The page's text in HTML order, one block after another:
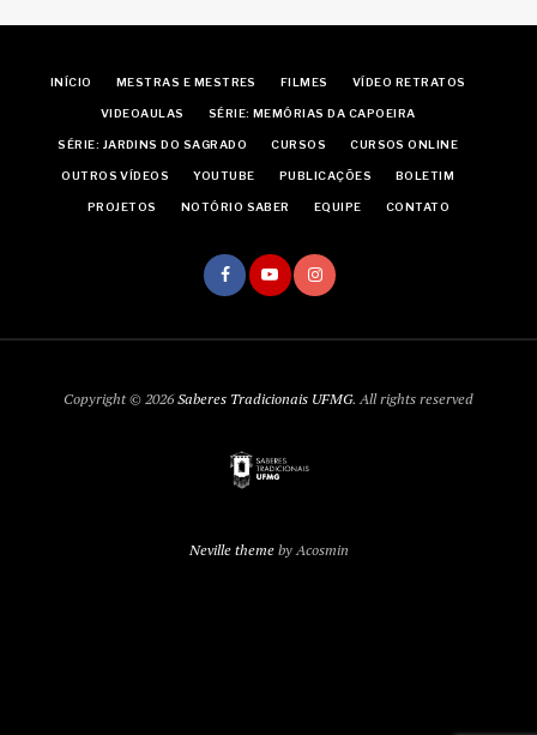
INÍCIO MESTRAS E MESTRES FILMES VÍDEO RETRATOS
VIDEOAULAS SÉRIE: MEMÓRIAS DA CAPOEIRA
SÉRIE: JARDINS DO SAGRADO CURSOS CURSOS ONLINE
OUTROS VÍDEOS YOUTUBE PUBLICAÇÕES BOLETIM
PROJETOS NOTÓRIO SABER EQUIPE CONTATO
Copyright © 2026Saberes Tradicionais UFMG. All rights reserved
Neville themeby Acosmin